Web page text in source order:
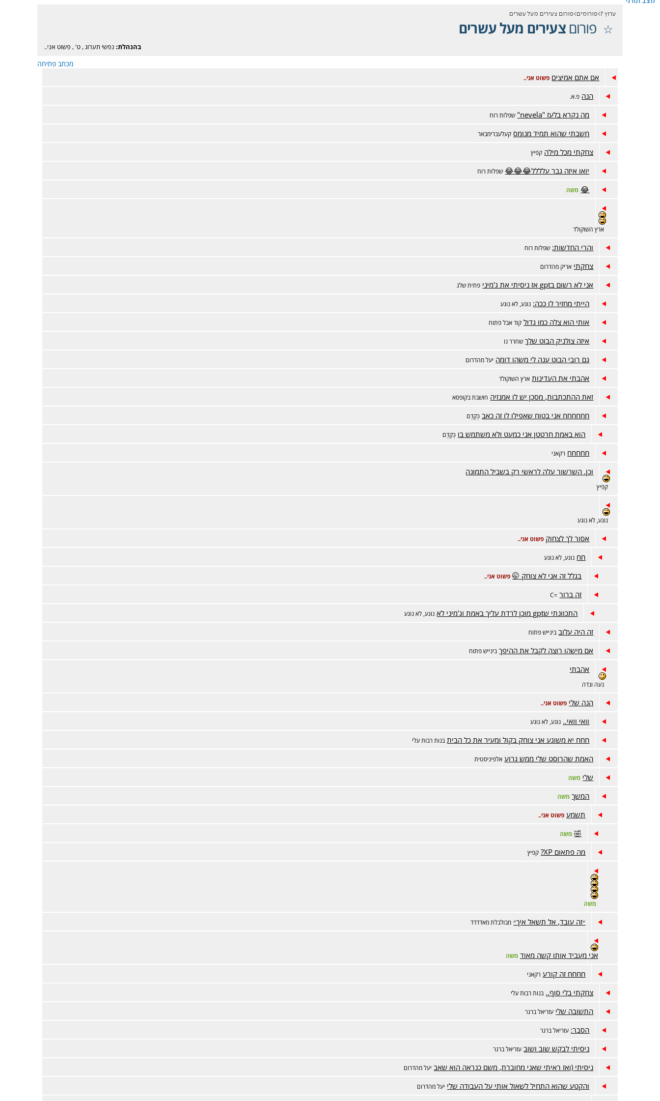
ערוץ 7 פורומים פורום צעירים מעל עשרים
פורוםצעירים מעל עשרים
בהנהלת: נפשי תערוג,ט', פשוט אני..
מכתב פתיחה
אם אתם אמיצים פשוט אני..
הנה פ.א.
מה נקרא בלעז "nevela" שפלות רוח
חשבתי שהוא תמיד מנומס קעלעברימבאר
צחקתי מכל מילה קפיץ
יואו איזה גבר עלללל😂😂😂 שפלות רוח
😂 משה
ארץ השוקולד
והרי החדשות: שפלות רוח
צחקתי אריק מהדרום
אני לא רשום בgpt אז ניסיתי את ג'מיני פתית שלג
הייתי מחזיר לו ככה: נוגע, לא נוגע
אותי הוא צלה כמו גדול קוד אבל פתוח
איזה צולניק הבוט שלך שחרר נו
גם רובי הבוט ענה לי משהו דומה יעל מהדרום
אהבתי את העדינות ארץ השוקולד
זאת ההתכתבות, מסכן יש לו אמנזיה חושבת בקופסא
חחחחחח אני בטוח שאפילו לו זה כאב כְּקֶדֶם
הוא באמת חרטטן אני כמעט ולא משתמש בו כְּקֶדֶם
חחחחח רקאני
וכן. השרשור עלה לראשי רק בשביל התמונה
קפיץ
נוגע, לא נוגע
אסור לך לצחוק פשוט אני..
חח נוגע, לא נוגע
בגלל זה אני לא צוחק 🤭 פשוט אני..
זה ברור =C
התכוונתי שgpt מוכן לרדת עליך באמת וג'מיני לא נוגע, לא נוגע
זה היה עלוב בינייש פתוח
אם מישהו רוצה לקבל את ההיפך בינייש פתוח
אהבתי
נעה ונדה
הנה שלי פשוט אני..
וואי וואי.. נוגע, לא נוגע
חחח יא משוגע אני צוחק בקול ומעיר את כל הבית בנות רבות עלי
האמת שהרוסט שלי ממש גרוע אלפיניסטית
שלי משה
המשך משה
תשמע פשוט אני..
🤣 משה
מה פתאום XP? קפיץ
משה
״זה עובד, אל תשאל איך״ מבולבלת מאדדדד
אני מעביד אותו קשה מאוד משה
חחחח זה קורע רקאני
צחקתי בלי סוף.. בנות רבות עלי
התשובה שלי עזריאל ברגר
הסבר: עזריאל ברגר
ניסיתי לבקש שוב ושוב עזריאל ברגר
ניסיתי (ואז ראיתי שאני מחוברת, משם כנראה הוא שאב יעל מהדרום
והקטע שהוא התחיל לשאול אותי על העבודה שלי יעל מהדרום